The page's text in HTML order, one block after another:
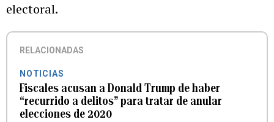
electoral.
RELACIONADAS
NOTICIAS
Fiscales acusan a Donald Trump de haber
“recurrido a delitos” para tratar de anular
elecciones de 2020